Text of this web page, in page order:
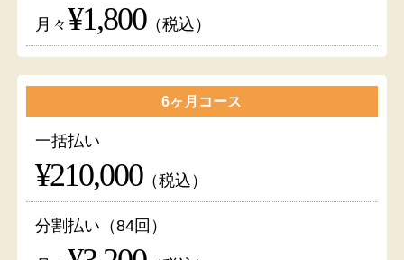
月々 ¥1,800（税込）
6ヶ月コース
一括払い
¥210,000（税込）
分割払い（84回）